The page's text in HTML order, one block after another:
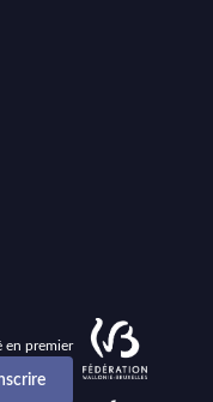
en premier